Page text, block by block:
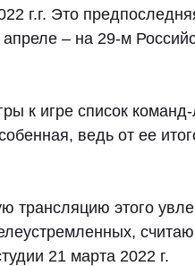
г.г. Это
апреле – на 29-м
к игре список
ведь от ее
трансляцию этого
21 марта 2022 г.